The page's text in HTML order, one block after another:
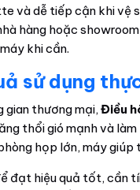
và dễ tiếp cận khi vệ
hàng hoặc
khi cần.
sử dụng
gian thương mại,Điều
thổi gió mạnh và
họp lớn, máy
đạt hiệu quả tốt, cần